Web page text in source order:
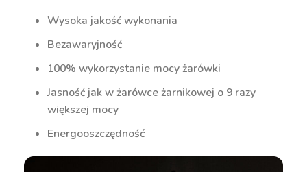
Wysoka jakość wykonania
Bezawaryjność
100% wykorzystanie mocy żarówki
Jasność jak w żarówce żarnikowej o 9 razy
większej mocy
Energooszczędność